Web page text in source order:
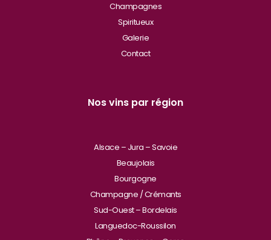
Champagnes
Spiritueux
Galerie
Contact
Nos vins par région
Alsace – Jura – Savoie
Beaujolais
Bourgogne
Champagne / Crémants
Sud-Ouest – Bordelais
Languedoc-Roussilon